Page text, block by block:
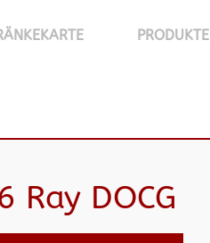
PRODUKTE
Ray DOCG